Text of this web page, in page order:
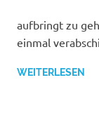
aufbringt zu
einmal
WEITERLESEN